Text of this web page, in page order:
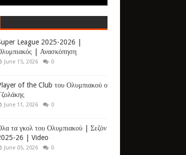
League 2025-2026 |
| Ανασκόπηση
June 15, 2026 0
of the Club του Ολυμπιακού ο
June 11, 2026 0
τα γκολ του Ολυμπιακού | Σεζόν
26 | Video
June 05, 2026 0